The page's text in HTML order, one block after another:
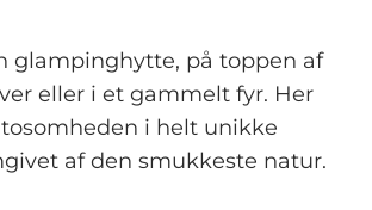
tur
glampinghytte, på toppen af
eller i et gammelt fyr. Her
i helt unikke
af den smukkeste natur.